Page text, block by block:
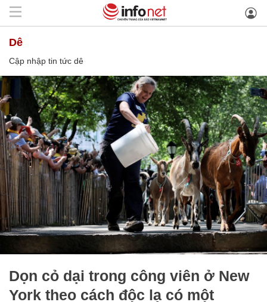
dê
Cập nhập tin tức dê
Dọn cỏ dại trong công viên ở New
York theo cách độc lạ có một